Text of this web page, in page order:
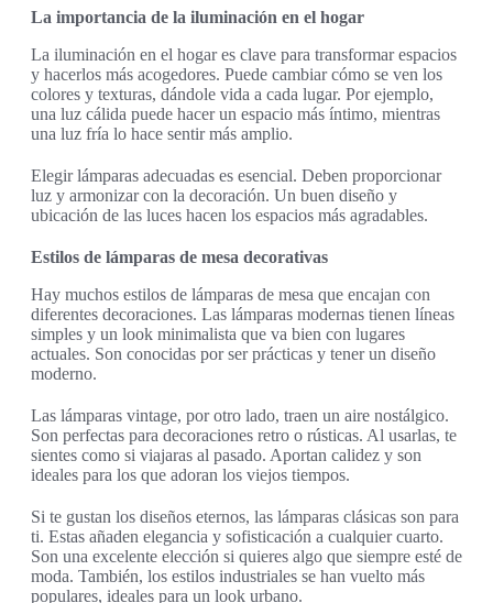
La importancia de la iluminación en el hogar
La iluminación en el hogar es clave para transformar espacios
y hacerlos más acogedores. Puede cambiar cómo se ven los
colores y texturas, dándole vida a cada lugar. Por ejemplo,
una luz cálida puede hacer un espacio más íntimo, mientras
una luz fría lo hace sentir más amplio.
Elegir lámparas adecuadas es esencial. Deben proporcionar
luz y armonizar con la decoración. Un buen diseño y
ubicación de las luces hacen los espacios más agradables.
Estilos de lámparas de mesa decorativas
Hay muchos estilos de lámparas de mesa que encajan con
diferentes decoraciones. Las lámparas modernas tienen líneas
simples y un look minimalista que va bien con lugares
actuales. Son conocidas por ser prácticas y tener un diseño
moderno.
Las lámparas vintage, por otro lado, traen un aire nostálgico.
Son perfectas para decoraciones retro o rústicas. Al usarlas, te
sientes como si viajaras al pasado. Aportan calidez y son
ideales para los que adoran los viejos tiempos.
Si te gustan los diseños eternos, las lámparas clásicas son para
ti. Estas añaden elegancia y sofisticación a cualquier cuarto.
Son una excelente elección si quieres algo que siempre esté de
moda. También, los estilos industriales se han vuelto más
populares, ideales para un look urbano.